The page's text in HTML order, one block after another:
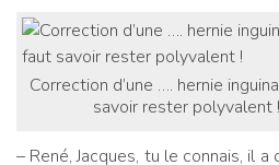
Correction d’une …. hernie
savoir rester polyvalent !
– René, Jacques, tu le connais, il